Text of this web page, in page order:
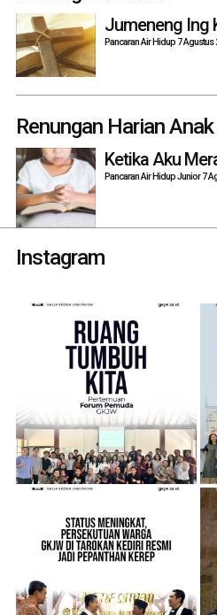
Jumeneng Ing
Pancaran Air Hidup 7 Agustus
Renungan Harian Anak
Ketika Aku
Pancaran Air Hidup Junior 7
Instagram